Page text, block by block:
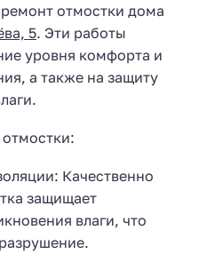
отмостки дома
5. Эти работы
уровня комфорта и
а также на защиту
Качественно
защищает
влаги, что